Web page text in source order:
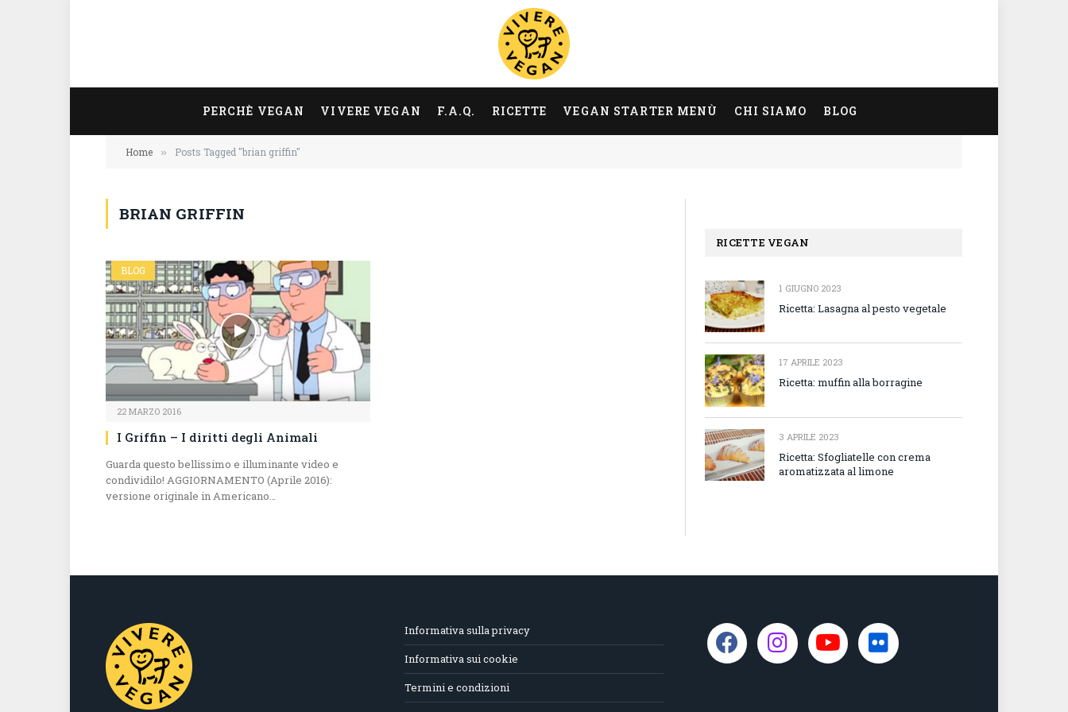
PERCHÈ VEGAN VIVERE VEGAN F.A.Q. RICETTE VEGAN STARTER MENÙ CHI SIAMO BLOG
Home » Posts Tagged "brian griffin"
BRIAN GRIFFIN
BLOG
22 MARZO 2016
I Griffin – I diritti degli Animali
Guarda questo bellissimo e illuminante video e
condividilo! AGGIORNAMENTO (Aprile 2016):
versione originale in Americano…
RICETTE VEGAN
1 GIUGNO 2023
Ricetta: Lasagna al pesto vegetale
17 APRILE 2023
Ricetta: muffin alla borragine
3 APRILE 2023
Ricetta: Sfogliatelle con crema
aromatizzata al limone
Informativa sulla privacy
Informativa sui cookie
Termini e condizioni